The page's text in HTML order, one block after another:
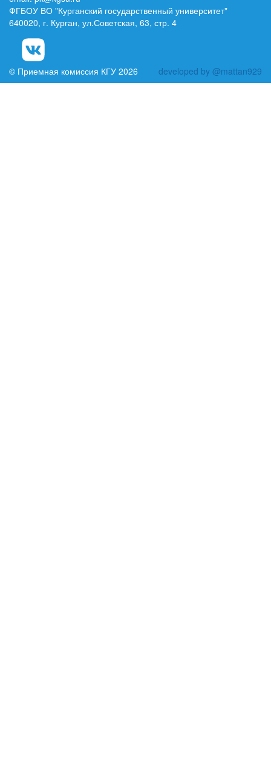
ФГБОУ ВО "Курганский государственный университет"
640020, г. Курган, ул.Советская, 63, стр. 4
© Приемная комиссия КГУ 2026 developed by @mattan929